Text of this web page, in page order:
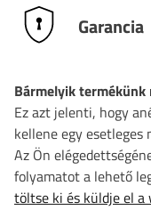
Garancia
Bármelyik
Ez azt jelenti, hogy
kellene egy
Az Ön
folyamatot a lehető
töltse ki és küldje el